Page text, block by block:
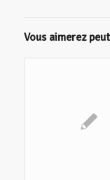
Vous aimerez